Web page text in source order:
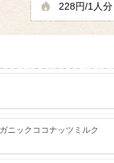
228円/1人分
ニックココナッツミルク